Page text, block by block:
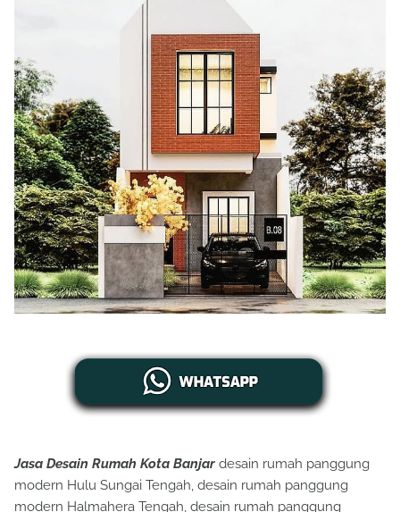
Jasa Desain Rumah Kota Banjar desain rumah panggung
modern Hulu Sungai Tengah, desain rumah panggung
modern Halmahera Tengah, desain rumah panggung